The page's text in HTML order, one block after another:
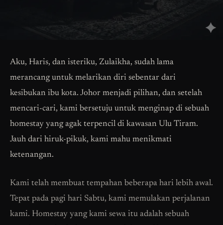
Aku, Haris, dan isteriku, Zulaikha, sudah lama
merancang untuk melarikan diri sebentar dari
kesibukan ibu kota. Johor menjadi pilihan, dan setelah
mencari-cari, kami bersetuju untuk menginap di sebuah
homestay yang agak terpencil di kawasan Ulu Tiram.
Jauh dari hiruk-pikuk, kami mahu menikmati
ketenangan.
Kami telah membuat tempahan beberapa hari lebih awal.
Tepat pada pagi hari Sabtu, kami memulakan perjalanan
kami. Homestay yang kami sewa itu adalah sebuah